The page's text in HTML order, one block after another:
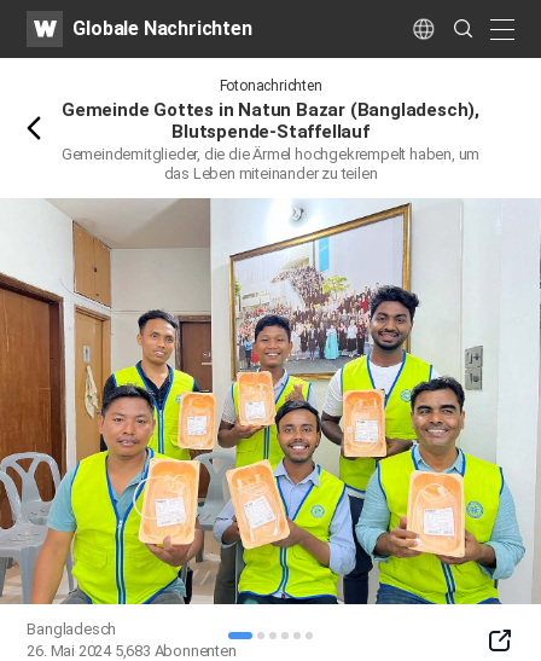
WATVGlobale Nachrichten Language
Search
Submit
Fotonachrichten
Gemeinde Gottes in Natun Bazar (Bangladesch),
Blutspende-Staffellauf
Gemeindemitglieder, die die Ärmel hochgekrempelt haben, um
das Leben miteinander zu teilen
Bangladesch
26. Mai 2024 5,683 Abonnenten
SNS